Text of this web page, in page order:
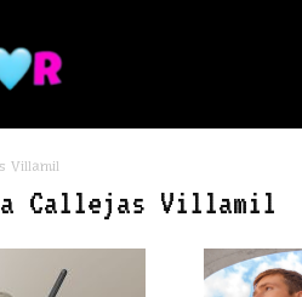
Villamil
Callejas Villamil